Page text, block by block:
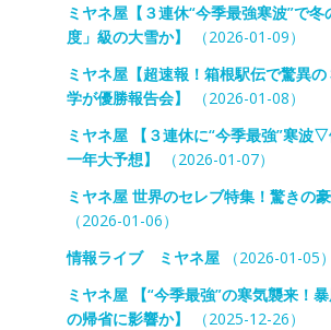
ミヤネ屋【３連休“今季最強寒波”で
度」級の大雪か】
（2026-01-09）
ミヤネ屋【超速報！箱根駅伝で驚異
学が優勝報告会】
（2026-01-08）
ミヤネ屋 【３連休に“今季最強”寒波
一年大予想】
（2026-01-07）
ミヤネ屋 世界のセレブ特集！驚きの
（2026-01-06）
情報ライブ ミヤネ屋（2026-01-05）
ミヤネ屋 【“今季最強”の寒気襲来！
の帰省に影響か】
（2025-12-26）